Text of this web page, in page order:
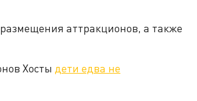
аттракционов, а также
Хосты дети едва не